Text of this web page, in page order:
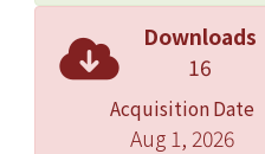
Downloads
16
Acquisition Date
Aug 1, 2026